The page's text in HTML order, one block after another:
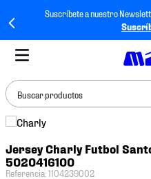
Suscríbete a nuestro
Buscar productos
Jersey Charly Futbol
5020416100
Referencia:1104239002
BUSCADOS
1.
tenis mujer